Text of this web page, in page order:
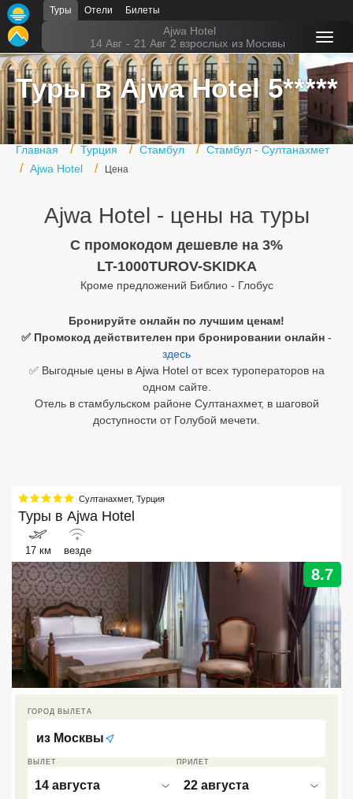
Туры Отели Билеты
Ajwa Hotel
14 Авг - 21 Авг 2 взрослых из Москвы
Туры в Ajwa Hotel 5*****
Главная Турция Стамбул
Стамбул - Султанахмет
Ajwa Hotel
Цена
Ajwa Hotel - цены на туры
C промокодом дешевле на 3%
LT-1000TUROV-SKIDKA
Кроме предложений Библио - Глобус
Бронируйте онлайн по лучшим ценам!
✅ Промокод действителен при бронировании онлайн -
здесь
✅ Выгодные цены в Ajwa Hotel от всех туроператоров на
одном сайте.
Отель в стамбульском районе Султанахмет, в шаговой
доступности от Голубой мечети.
Султанахмет, Турция
Туры в Ajwa Hotel
17 км везде
8.7
ВЫЛЕТ
14 августа
ПРИЛЕТ
22 августа
ГОРОД ВЫЛЕТА
из Москвы
Главная
Горящие туры
Туры в Турцию
Туры в Египет
Помощь
Подборки отелей
Хайнань
Северный Гоа
Южный Гоа
Занзибар
Абхазия
Экскурсионные туры
VIP отели 5 звезд